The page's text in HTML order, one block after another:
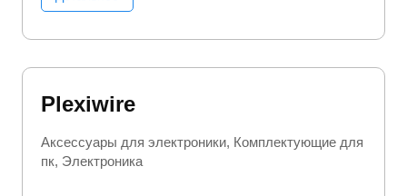
Plexiwire
Аксессуары для электроники Комплектующие для
пк Электроника